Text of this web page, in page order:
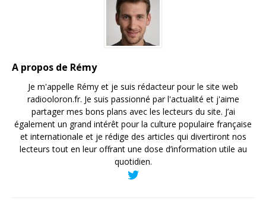
A propos de Rémy
Je m'appelle Rémy et je suis rédacteur pour le site web
radiooloron.fr. Je suis passionné par l'actualité et j'aime
partager mes bons plans avec les lecteurs du site. J’ai
également un grand intérêt pour la culture populaire française
et internationale et je rédige des articles qui divertiront nos
lecteurs tout en leur offrant une dose d’information utile au
quotidien.